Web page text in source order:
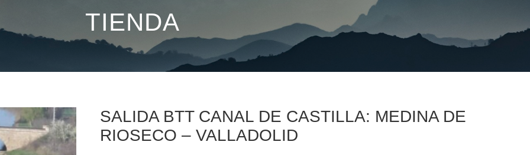
TIENDA
SALIDA BTT CANAL DE CASTILLA: MEDINA DE
RIOSECO – VALLADOLID